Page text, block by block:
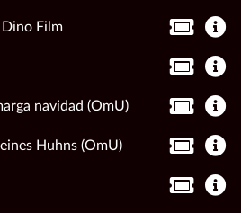
Film
navidad (OmU)
Huhns (OmU)